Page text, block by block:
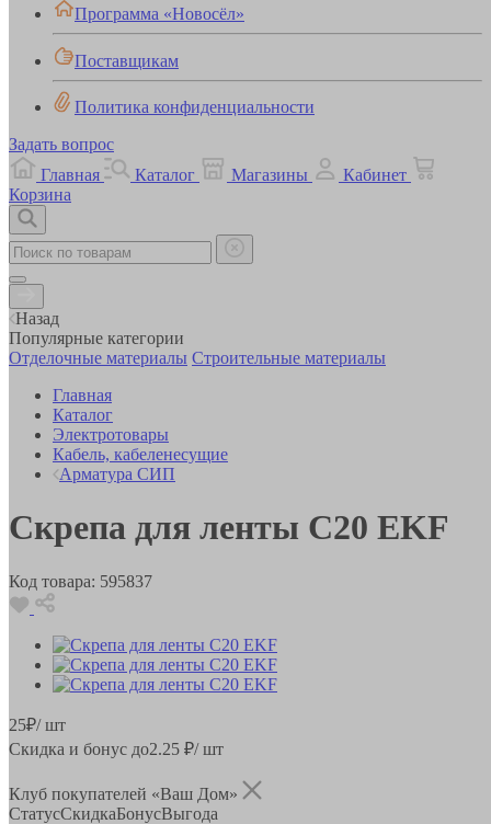
Программа «Новосёл»
Поставщикам
Политика конфиденциальности
Задать вопрос
Главная
Каталог Магазины
Кабинет
Корзина
Назад
Популярные категории
Отделочные материалы Строительные материалы
Главная
Каталог
Электротовары
Кабель, кабеленесущие
Арматура СИП
Скрепа для ленты С20 EKF
Код товара: 595837
25₽/ шт
Скидка и бонус до2.25 ₽/ шт
Клуб покупателей «Ваш Дом»
СтатусСкидкаБонусВыгода